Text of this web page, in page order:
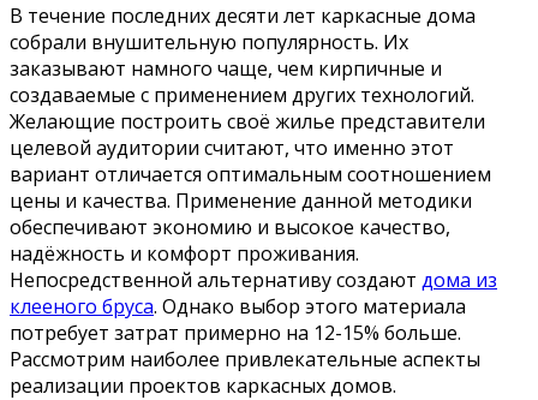
В течение последних десяти лет каркасные дома
собрали внушительную популярность. Их
заказывают намного чаще, чем кирпичные и
создаваемые с применением других технологий.
Желающие построить своё жилье представители
целевой аудитории считают, что именно этот
вариант отличается оптимальным соотношением
цены и качества. Применение данной методики
обеспечивают экономию и высокое качество,
надёжность и комфорт проживания.
Непосредственной альтернативу создают дома из
клееного бруса. Однако выбор этого материала
потребует затрат примерно на 12-15% больше.
Рассмотрим наиболее привлекательные аспекты
реализации проектов каркасных домов.